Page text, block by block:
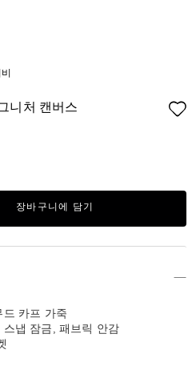
니처 캔버스
장바구니에 담기
드 카프 가죽
스냅 잠금, 패브릭 안감